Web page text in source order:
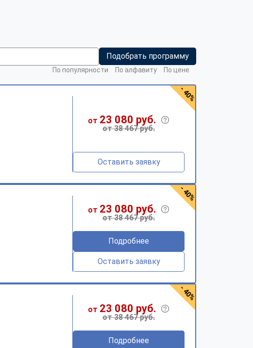
Подобрать программу
По популярности По алфавиту По цене
от 23 080 руб.
от 38 467 руб.
Оставить заявку
- 40%
от 23 080 руб.
от 38 467 руб.
Подробнее
Оставить заявку
- 40%
от 23 080 руб.
от 38 467 руб.
Подробнее
- 40%